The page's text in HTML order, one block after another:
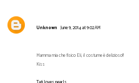
Unknown June 9, 2014 at 9:02 AM
Mamma mia che fisico Eli, il costume è delizioso!!
Kiss